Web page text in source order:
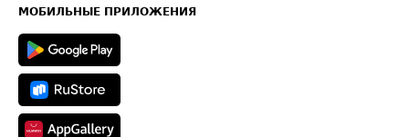
Техническая информация
МОБИЛЬНЫЕ ПРИЛОЖЕНИЯ